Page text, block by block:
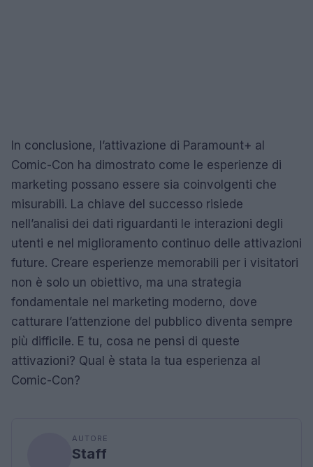
In conclusione, l’attivazione di Paramount+ al
Comic-Con ha dimostrato come le esperienze di
marketing possano essere sia coinvolgenti che
misurabili. La chiave del successo risiede
nell’analisi dei dati riguardanti le interazioni degli
utenti e nel miglioramento continuo delle attivazioni
future. Creare esperienze memorabili per i visitatori
non è solo un obiettivo, ma una strategia
fondamentale nel marketing moderno, dove
catturare l’attenzione del pubblico diventa sempre
più difficile. E tu, cosa ne pensi di queste
attivazioni? Qual è stata la tua esperienza al
Comic-Con?
AUTORE
Staff